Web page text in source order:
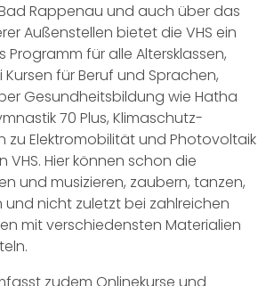
Rappenau und auch über das
Außenstellen bietet die VHS ein
für alle Altersklassen,
für Beruf und Sprachen,
Gesundheitsbildung wie Hatha
70 Plus, Klimaschutz-
zu Elektromobilität und Photovoltaik
VHS. Hier können schon die
und musizieren, zaubern, tanzen,
und nicht zuletzt bei zahlreichen
mit verschiedensten Materialien